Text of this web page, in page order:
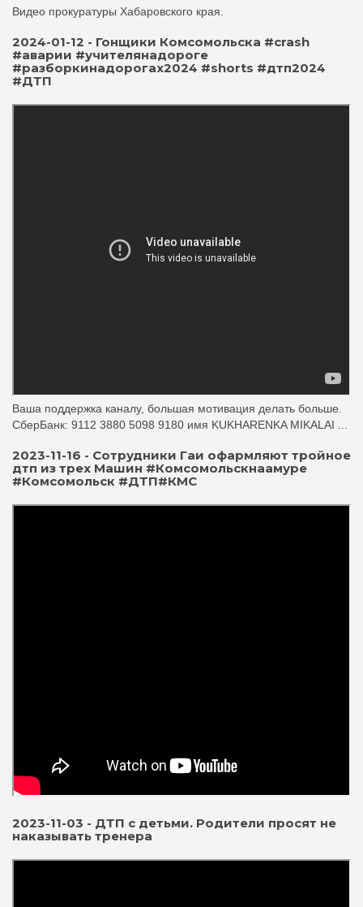
Видео прокуратуры Хабаровского края.
2024-01-12 - Гонщики Комсомольска #crash
#аварии #учителянадороге
#разборкинадорогах2024 #shorts #дтп2024
#ДТП
Ваша поддержка каналу, большая мотивация делать больше.
СберБанк: 9112 3880 5098 9180 имя KUKHARENKA MIKALAI ...
2023-11-16 - Сотрудники Гаи офармляют тройное
дтп из трех Машин #Комсомольскнаамуре
#Комсомольск #ДТП#КМС
2023-11-03 - ДТП с детьми. Родители просят не
наказывать тренера